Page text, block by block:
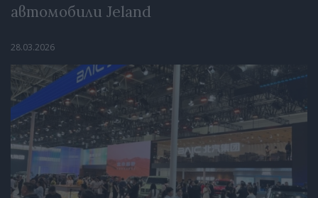
автомобили Jeland
28.03.2026